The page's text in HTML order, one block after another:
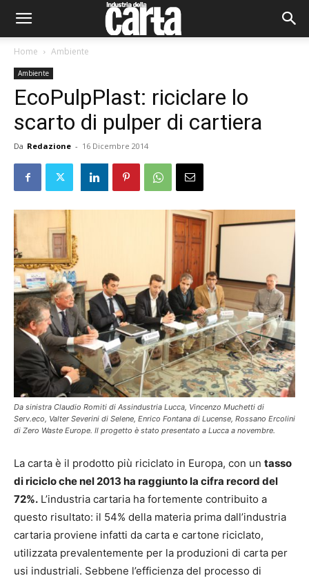
Home Ambiente
Ambiente
EcoPulpPlast: riciclare lo
scarto di pulper di cartiera
Da Redazione - 16 Dicembre 2014
Da sinistra Claudio Romiti di Assindustria Lucca, Vincenzo Muchetti di
Serv.eco, Valter Severini di Selene, Enrico Fontana di Lucense, Rossano Ercolini
di Zero Waste Europe. Il progetto è stato presentato a Lucca a novembre.
La carta è il prodotto più riciclato in Europa, con un tasso
di riciclo che nel 2013 ha raggiunto la cifra record del
72%. L’industria cartaria ha fortemente contribuito a
questo risultato: il 54% della materia prima dall’industria
cartaria proviene infatti da carta e cartone riciclato,
utilizzata prevalentemente per la produzioni di carta per
usi industriali. Sebbene l’efficienza del processo di